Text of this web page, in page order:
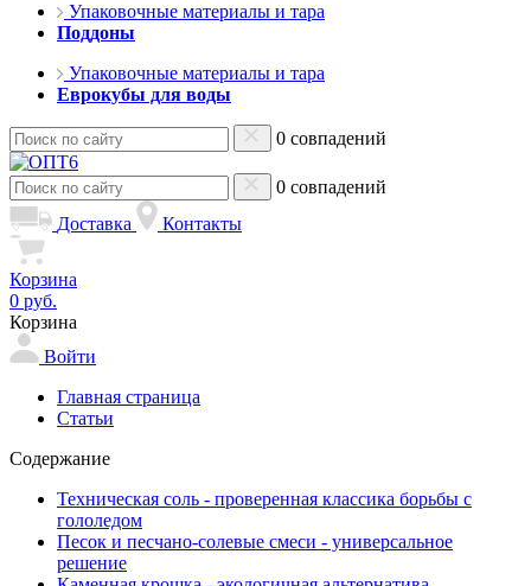
Упаковочные материалы и тара
Поддоны
Упаковочные материалы и тара
Еврокубы для воды
0 совпадений
0 совпадений
Доставка
Контакты
Корзина
0 руб.
Корзина
Войти
Главная страница
Статьи
Содержание
Техническая соль - проверенная классика борьбы с
гололедом
Песок и песчано-солевые смеси - универсальное
решение